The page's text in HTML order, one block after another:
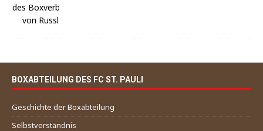
BOXABTEILUNG DES FC ST. PAULI
Geschichte der Boxabteilung
Selbstverständnis